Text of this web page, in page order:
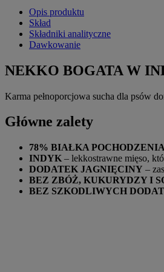
Opis produktu
Skład
Składniki analityczne
Dawkowanie
NEKKO BOGATA W
Karma pełnoporcjowa sucha dla psów
Główne zalety
78% BIAŁKA
INDYK – lekkostrawne mięso,
DODATEK JAGNIĘCINY –
BEZ ZBÓŻ, KUKURYDZY I
BEZ SZKODLIWYCH